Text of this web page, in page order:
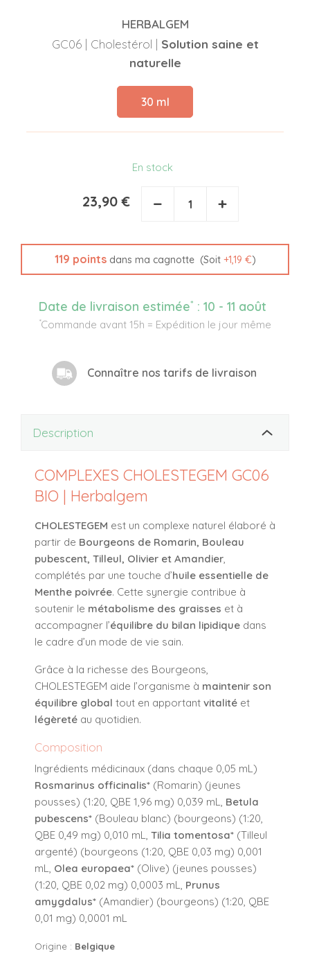
HERBALGEM
GC06 | Cholestérol | Solution saine et
naturelle
30 ml
En stock
23,90 € − +
119 pointsdans ma cagnotte (Soit +1,19 €)
Date de livraison estimée* : 10 - 11 août
*Commande avant 15h = Expédition le jour même
Connaître nos tarifs de livraison
Description
COMPLEXES CHOLESTEGEM GC06
BIO | Herbalgem
CHOLESTEGEM est un complexe naturel élaboré à
partir de Bourgeons de Romarin, Bouleau
pubescent, Tilleul, Olivier et Amandier,
complétés par une touche d’huile essentielle de
Menthe poivrée. Cette synergie contribue à
soutenir le métabolisme des graisses et à
accompagner l’équilibre du bilan lipidique dans
le cadre d’un mode de vie sain.
Grâce à la richesse des Bourgeons,
CHOLESTEGEM aide l’organisme à maintenir son
équilibre global tout en apportant vitalité et
légèreté au quotidien.
Composition
Ingrédients médicinaux (dans chaque 0,05 mL)
Rosmarinus officinalis* (Romarin) (jeunes
pousses) (1:20, QBE 1,96 mg) 0,039 mL, Betula
pubescens* (Bouleau blanc) (bourgeons) (1:20,
QBE 0,49 mg) 0,010 mL, Tilia tomentosa* (Tilleul
argenté) (bourgeons (1:20, QBE 0,03 mg) 0,001
mL, Olea europaea* (Olive) (jeunes pousses)
(1:20, QBE 0,02 mg) 0,0003 mL, Prunus
amygdalus* (Amandier) (bourgeons) (1:20, QBE
0,01 mg) 0,0001 mL
Origine : Belgique